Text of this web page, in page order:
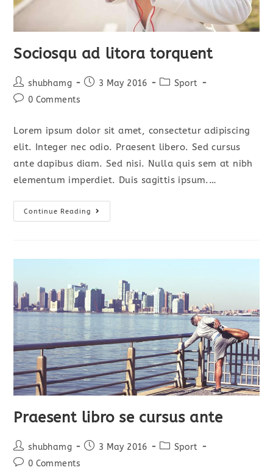
Sociosqu ad litora torquent
Post
author:
shubhamg
Post3 May 2016
PostSport
Post0 Comments
Lorem ipsum dolor sit amet, consectetur adipiscing
elit. Integer nec odio. Praesent libero. Sed cursus
ante dapibus diam. Sed nisi. Nulla quis sem at nibh
elementum imperdiet. Duis sagittis ipsum.…
Continue Reading
Sociosqu
Ad
Praesent libro se cursus ante
Post
author:
shubhamg
Post3 May 2016
PostSport
Post0 Comments